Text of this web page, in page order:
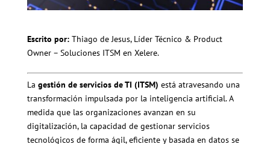
Escrito por: Thiago de Jesus, Líder Técnico & Product
Owner – Soluciones ITSM en Xelere.
La gestión de servicios de TI (ITSM) está atravesando una
transformación impulsada por la inteligencia artificial. A
medida que las organizaciones avanzan en su
digitalización, la capacidad de gestionar servicios
tecnológicos de forma ágil, eficiente y basada en datos se